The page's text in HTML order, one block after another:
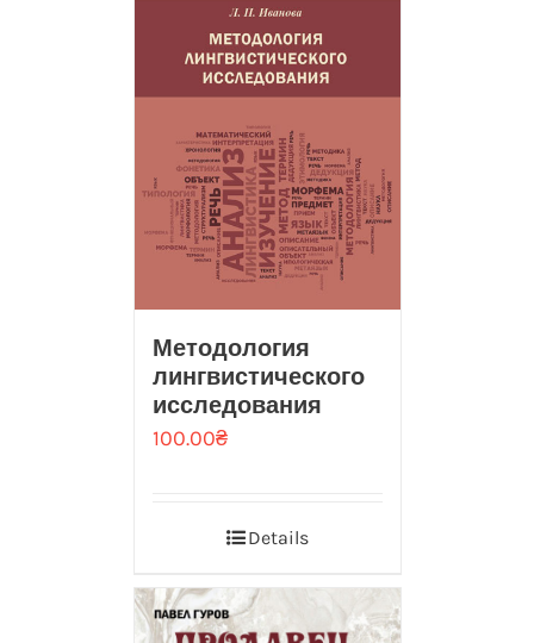
Методология
лингвистического
исследования
100.00₴
Details